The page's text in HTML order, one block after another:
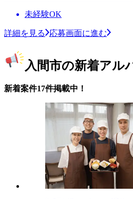
未経験OK
詳細を見る 応募画面に進む
入間市の新着アル
新着案件17件掲載中！